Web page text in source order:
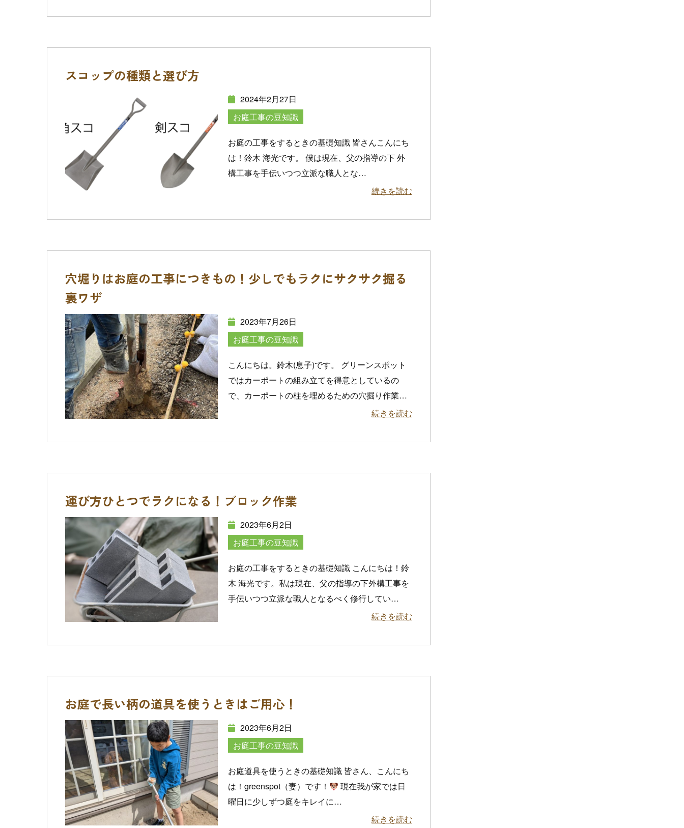
スコップの種類と選び方
2024年2月27日
お庭工事の豆知識
お庭の工事をするときの基礎知識 皆さんこんにち
は！鈴木 海光です。 僕は現在、父の指導の下 外
構工事を手伝いつつ立派な職人とな…
続きを読む
穴堀りはお庭の工事につきもの！少しでもラクにサクサク掘る
裏ワザ
2023年7月26日
お庭工事の豆知識
こんにちは。鈴木(息子)です。 グリーンスポット
ではカーポートの組み立てを得意としているの
で、カーポートの柱を埋めるための穴掘り作業…
続きを読む
運び方ひとつでラクになる！ブロック作業
2023年6月2日
お庭工事の豆知識
お庭の工事をするときの基礎知識 こんにちは！鈴
木 海光です。私は現在、父の指導の下外構工事を
手伝いつつ立派な職人となるべく修行してい…
続きを読む
お庭で長い柄の道具を使うときはご用心！
2023年6月2日
お庭工事の豆知識
お庭道具を使うときの基礎知識 皆さん、こんにち
は！greenspot（妻）です！
現在我が家では日
曜日に少しずつ庭をキレイに…
続きを読む